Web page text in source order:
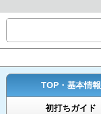
TOP・基本情報
初打ちガイド